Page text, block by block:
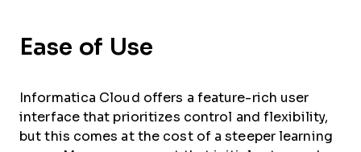
Ease of Use
Informatica Cloud offers a feature-rich user
interface that prioritizes control and flexibility,
but this comes at the cost of a steeper learning